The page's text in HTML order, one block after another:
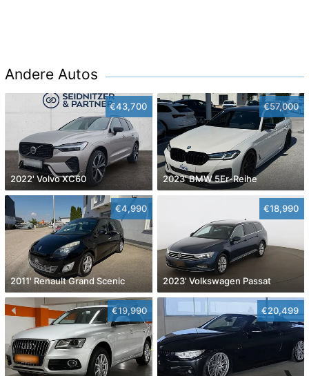
Andere Autos
€43,700
2022' Volvo XC60
€57,000
2023' BMW 5Er-Reihe
€4,990
2011' Renault Grand Scenic
€18,990
2023' Volkswagen Passat
€19,990 €20,499